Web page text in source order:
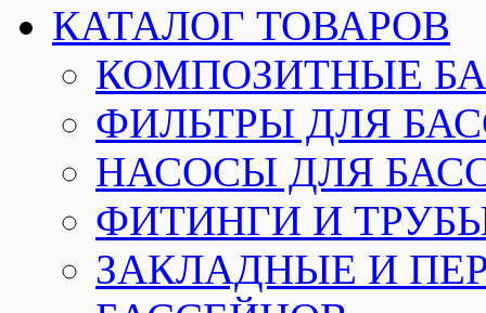
КАТАЛОГ ТОВАРОВ
КОМПОЗИТНЫЕ
ФИЛЬТРЫ ДЛЯ
НАСОСЫ ДЛЯ
ФИТИНГИ И
ЗАКЛАДНЫЕ И